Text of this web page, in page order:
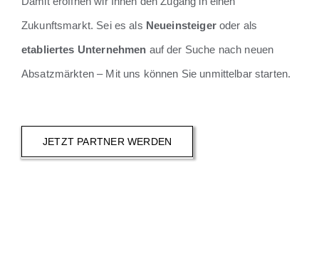
Zukunftsmarkt. Sei es als Neueinsteigeroder als
etabliertes Unternehmen auf der Suche nach neuen
Absatzmärkten – Mit uns können Sie unmittelbar starten.
JETZT PARTNER WERDEN